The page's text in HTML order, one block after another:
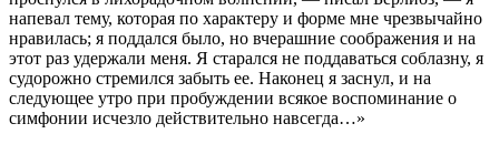
напевал тему, которая по характеру и форме мне чрезвычайно
нравилась; я поддался было, но вчерашние соображения и на
этот раз удержали меня. Я старался не поддаваться соблазну, я
судорожно стремился забыть ее. Наконец я заснул, и на
следующее утро при пробуждении всякое воспоминание о
симфонии исчезло действительно навсегда…»